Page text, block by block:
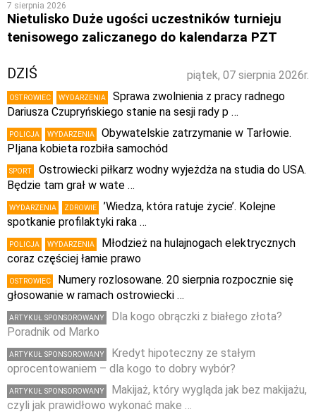
7 sierpnia 2026
Nietulisko Duże ugości uczestników turnieju
tenisowego zaliczanego do kalendarza PZT
piątek, 07 sierpnia 2026r.
DZIŚ
OSTROWIEC WYDARZENIA
Sprawa zwolnienia z pracy radnego
Dariusza Czupryńskiego stanie na sesji rady p …
POLICJA WYDARZENIA
Obywatelskie zatrzymanie w Tarłowie.
PIjana kobieta rozbiła samochód
SPORT
Ostrowiecki piłkarz wodny wyjeżdża na studia do USA.
Będzie tam grał w wate …
WYDARZENIA ZDROWIE
’Wiedza, która ratuje życie’. Kolejne
spotkanie profilaktyki raka …
POLICJA WYDARZENIA
Młodzież na hulajnogach elektrycznych
coraz częściej łamie prawo
OSTROWIEC
Numery rozlosowane. 20 sierpnia rozpocznie się
głosowanie w ramach ostrowiecki …
ARTYKUŁ SPONSOROWANY
Dla kogo obrączki z białego złota?
Poradnik od Marko
ARTYKUŁ SPONSOROWANY
Kredyt hipoteczny ze stałym
oprocentowaniem – dla kogo to dobry wybór?
ARTYKUŁ SPONSOROWANY
Makijaż, który wygląda jak bez makijażu,
czyli jak prawidłowo wykonać make …